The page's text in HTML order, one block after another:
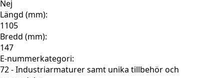
Nej
Längd (mm):
1105
Bredd (mm):
147
E-nummerkategori:
72 - Industriarmaturer samt unika tillbehör och